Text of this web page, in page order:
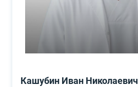
Кашубин Иван Николаевич